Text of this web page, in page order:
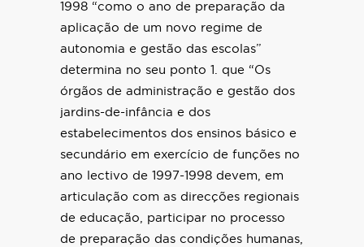
1998 “como o ano de preparação da
aplicação de um novo regime de
autonomia e gestão das escolas”
determina no seu ponto 1. que “Os
órgãos de administração e gestão dos
jardins-de-infância e dos
estabelecimentos dos ensinos básico e
secundário em exercício de funções no
ano lectivo de 1997-1998 devem, em
articulação com as direcções regionais
de educação, participar no processo
de preparação das condições humanas,